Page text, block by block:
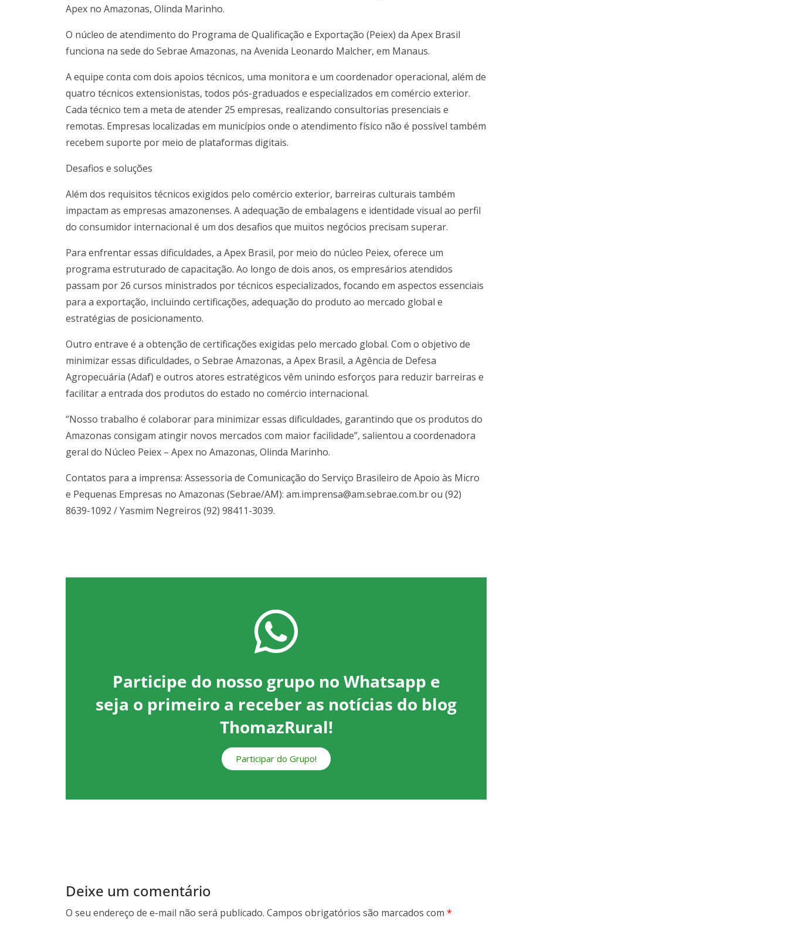
Apex no Amazonas, Olinda Marinho.
O núcleo de atendimento do Programa de Qualificação e Exportação (Peiex) da Apex Brasil
funciona na sede do Sebrae Amazonas, na Avenida Leonardo Malcher, em Manaus.
A equipe conta com dois apoios técnicos, uma monitora e um coordenador operacional, além de
quatro técnicos extensionistas, todos pós-graduados e especializados em comércio exterior.
Cada técnico tem a meta de atender 25 empresas, realizando consultorias presenciais e
remotas. Empresas localizadas em municípios onde o atendimento físico não é possível também
recebem suporte por meio de plataformas digitais.
Desafios e soluções
Além dos requisitos técnicos exigidos pelo comércio exterior, barreiras culturais também
impactam as empresas amazonenses. A adequação de embalagens e identidade visual ao perfil
do consumidor internacional é um dos desafios que muitos negócios precisam superar.
Para enfrentar essas dificuldades, a Apex Brasil, por meio do núcleo Peiex, oferece um
programa estruturado de capacitação. Ao longo de dois anos, os empresários atendidos
passam por 26 cursos ministrados por técnicos especializados, focando em aspectos essenciais
para a exportação, incluindo certificações, adequação do produto ao mercado global e
estratégias de posicionamento.
Outro entrave é a obtenção de certificações exigidas pelo mercado global. Com o objetivo de
minimizar essas dificuldades, o Sebrae Amazonas, a Apex Brasil, a Agência de Defesa
Agropecuária (Adaf) e outros atores estratégicos vêm unindo esforços para reduzir barreiras e
facilitar a entrada dos produtos do estado no comércio internacional.
“Nosso trabalho é colaborar para minimizar essas dificuldades, garantindo que os produtos do
Amazonas consigam atingir novos mercados com maior facilidade”, salientou a coordenadora
geral do Núcleo Peiex – Apex no Amazonas, Olinda Marinho.
Contatos para a imprensa: Assessoria de Comunicação do Serviço Brasileiro de Apoio às Micro
e Pequenas Empresas no Amazonas (Sebrae/AM): am.imprensa@am.sebrae.com.brou (92)
8639-1092 / Yasmim Negreiros (92) 98411-3039.
Participe do nosso grupo no Whatsapp e
seja o primeiro a receber as notícias do blog
ThomazRural!
Participar do Grupo!
Deixe um comentário
O seu endereço de e-mail não será publicado. Campos obrigatórios são marcados com *